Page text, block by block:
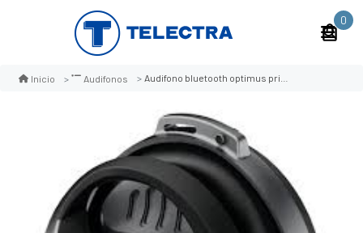
0
Inicio Audifonos Audifono bluetooth optimus primal transformers tf-t07